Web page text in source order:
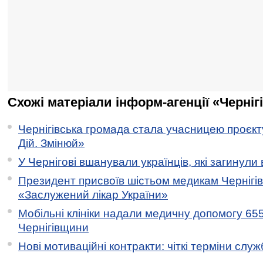
Схожі матеріали інформ-агенції
Чернігівська громада стала учасницею
Дій. Змінюй»
У Чернігові вшанували українців, які загинули
Президент присвоїв шістьом медикам
«Заслужений лікар України»
Мобільні клініки надали медичну допомогу
Чернігівщини
Нові мотиваційні контракти: чіткі терміни